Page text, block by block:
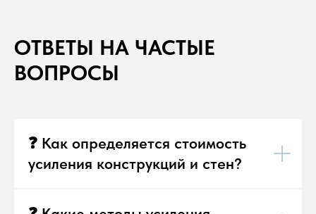
ОТВЕТЫ НА ЧАСТЫЕ
ВОПРОСЫ
❓ Как определяется стоимость
усиления конструкций и стен?